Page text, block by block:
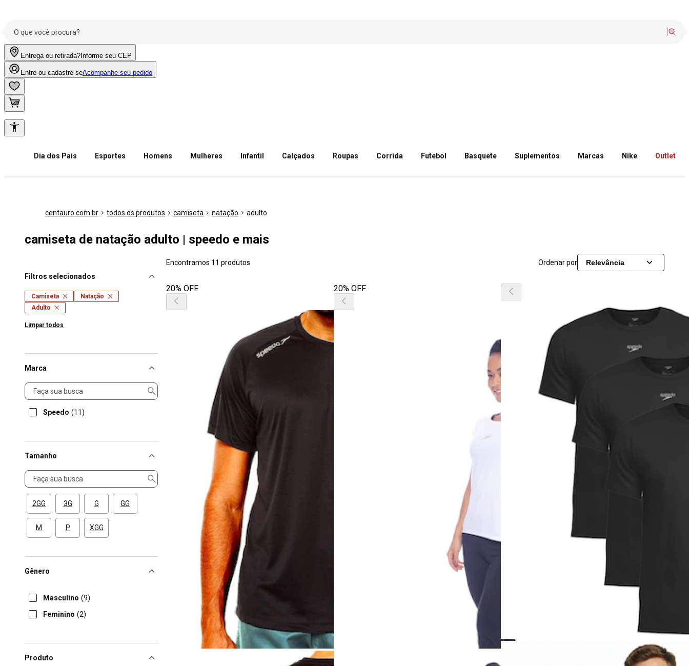
Entrega ou retirada? Informe seu CEP
Entre ou cadastre-seAcompanhe seu pedido
Dia dos Pais Esportes Homens Mulheres Infantil Calçados Roupas Corrida Futebol Basquete Suplementos Marcas Nike Outlet
centauro.com.br todos os produtos camiseta natação adulto
camiseta de natação adulto | speedo e mais
Filtros selecionados
Camiseta
Natação
Adulto
Limpar todos
Marca
Marca
Speedo (11)
Tamanho
Tamanho
2GG 3G G GG
M P XGG
Gênero
Masculino (9)
Feminino (2)
Produto
Encontramos 11 produtos Ordenar por Relevância
20% OFF 20% OFF